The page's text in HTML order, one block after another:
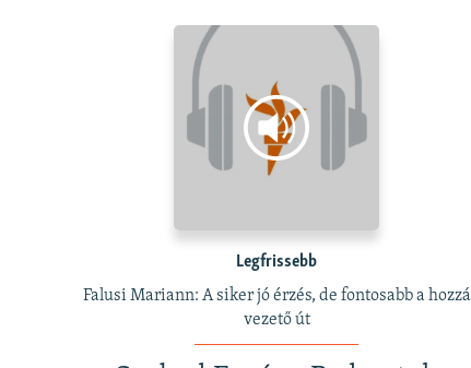
Legfrissebb
Falusi Mariann: A siker jó érzés, de fontosabb a hozzá
vezető út